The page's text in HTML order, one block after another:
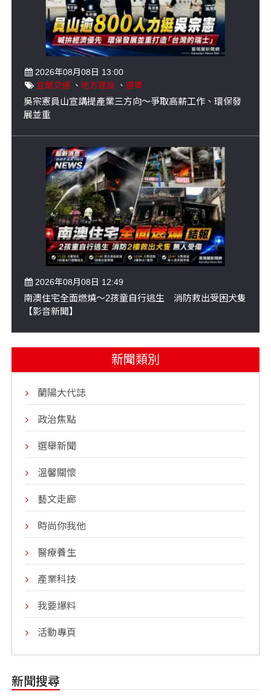
2026年08月08日 13:00
宜蘭交通 、 地方建設 、 選舉
吳宗憲員山宣講提產業三方向～爭取高薪工作、環保發
展並重
2026年08月08日 12:49
南澳住宅全面燃燒～2孩童自行逃生 消防救出受困犬隻
【影音新聞】
新聞類別
蘭陽大代誌
政治焦點
選舉新聞
溫馨關懷
藝文走廊
時尚你我他
醫療養生
產業科技
我要爆料
活動專頁
新聞搜尋